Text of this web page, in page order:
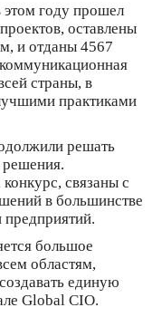
году прошел
оставлены
и отданы 4567
страны, в
практиками
решать
решения.
связаны с
в большинстве
предприятий.
большое
областям,
единую
Global CIO.